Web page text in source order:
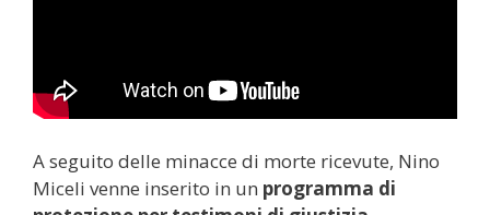
A seguito delle minacce di morte ricevute, Nino
Miceli venne inserito in un programma di